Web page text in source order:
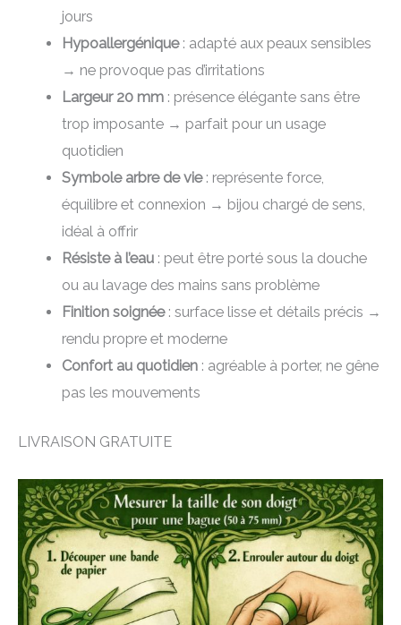
jours
Hypoallergénique: adapté aux peaux sensibles
→ ne provoque pas d’irritations
Largeur 20 mm : présence élégante sans être
trop imposante → parfait pour un usage
quotidien
Symbole arbre de vie: représente force,
équilibre et connexion → bijou chargé de sens,
idéal à offrir
Résiste à l’eau : peut être porté sous la douche
ou au lavage des mains sans problème
Finition soignée: surface lisse et détails précis →
rendu propre et moderne
Confort au quotidien : agréable à porter, ne gêne
pas les mouvements
LIVRAISON GRATUITE